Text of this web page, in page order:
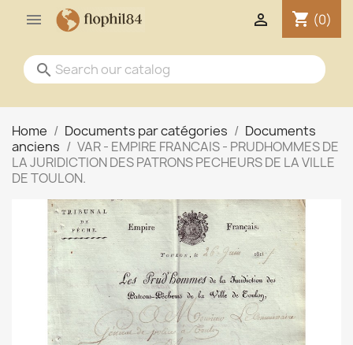
 shopping_cart (0)

search
Home Documents par catégories
Documents
anciens
VAR - EMPIRE FRANCAIS - PRUDHOMMES DE
LA JURIDICTION DES PATRONS PECHEURS DE LA VILLE
DE TOULON.